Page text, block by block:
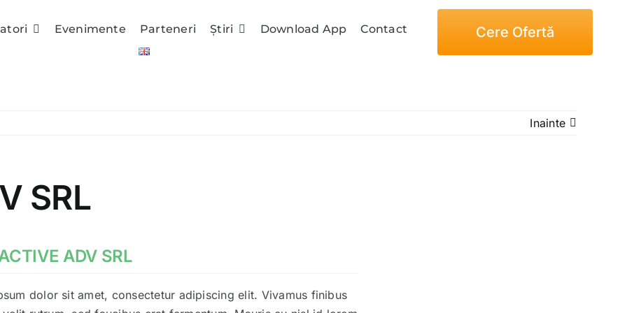
Evenimente Parteneri Ştiri Download App Contact Cere Ofertă
Inainte
SRL
ADV SRL
dolor sit amet, consectetur adipiscing elit. Vivamus finibus